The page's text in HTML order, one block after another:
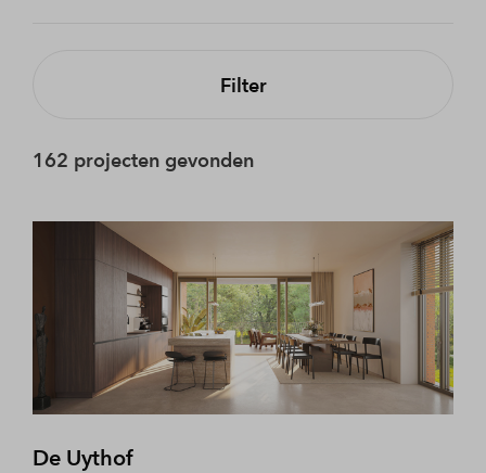
Filter
162 projecten gevonden
De Uythof